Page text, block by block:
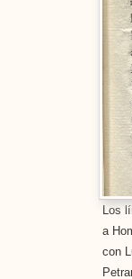
Los
a
con